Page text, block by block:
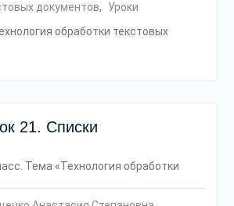
документов,
Уроки
обработки текстовых
21. Списки
Тема «Технология обработки